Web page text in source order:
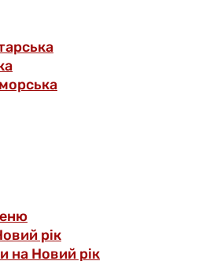
рік
на Новий рік